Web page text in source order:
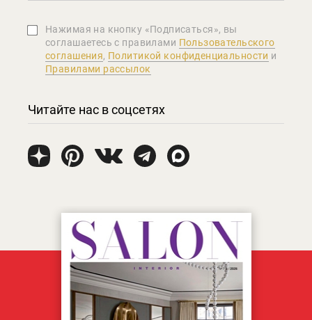
Нажимая на кнопку «Подписаться», вы
соглашаетеcь с правилами Пользовательского
соглашения, Политикой конфиденциальности и
Правилами рассылок
Читайте нас в соцсетях